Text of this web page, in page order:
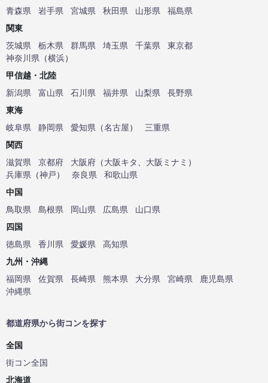
青森県
岩手県 宮城県 秋田県 山形県
福島県
関東
茨城県
栃木県 群馬県 埼玉県 千葉県
東京都
神奈川県 （横浜）
甲信越・北陸
新潟県
富山県 石川県 福井県 山梨県
長野県
東海
岐阜県
静岡県 愛知県 （名古屋）
三重県
関西
滋賀県
京都府 大阪府 （大阪キタ、 大阪ミナミ ）
兵庫県 （神戸） 奈良県
和歌山県
中国
鳥取県
島根県 岡山県 広島県
山口県
四国
徳島県
香川県 愛媛県
高知県
九州・沖縄
福岡県
佐賀県 長崎県 熊本県 大分県 宮崎県
鹿児島県
沖縄県
都道府県から街コンを探す
全国
街コン全国
北海道